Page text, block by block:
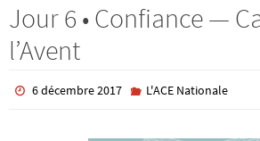
Jour 6 • Confiance —
l’Avent
6 décembre 2017 L'ACE Nationale